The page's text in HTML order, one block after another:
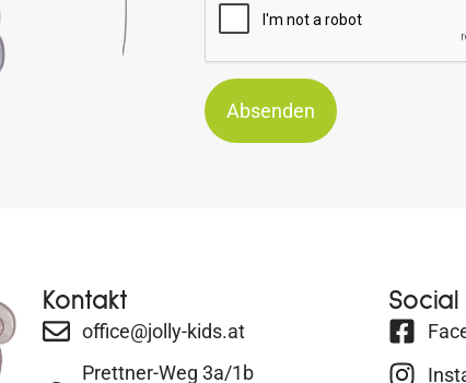
Absenden
Kontakt
office@jolly-kids.at
Prettner-Weg 3a/1b